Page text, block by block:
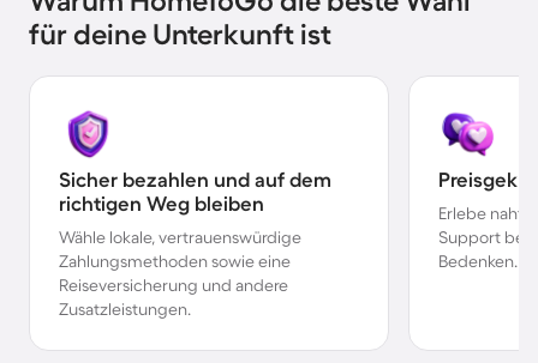
für deine Unterkunft ist
Sicher bezahlen und auf dem
richtigen Weg bleiben
Wähle lokale, vertrauenswürdige
Zahlungsmethoden sowie eine
Reiseversicherung und andere
Zusatzleistungen.
Erlebe
Support bei
Bedenken.